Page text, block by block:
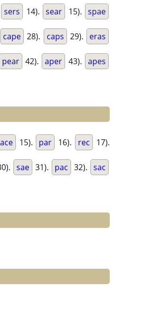
sers 14). sear 15). spae
cape 28). caps 29). eras
pear 42). aper 43). apes
ace 15). par 16). rec 17).
sae 31). pac 32). sac